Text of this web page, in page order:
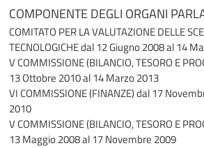
COMPONENTE DEGLI ORGANI
COMITATO PER LA VALUTAZIONE DELLE
TECNOLOGICHEdal 12 Giugno 2008 al 14
V COMMISSIONE (BILANCIO, TESORO E
13 Ottobre 2010 al 14 Marzo 2013
VI COMMISSIONE (FINANZE)dal 17
2010
V COMMISSIONE (BILANCIO, TESORO E
13 Maggio 2008 al 17 Novembre 2009